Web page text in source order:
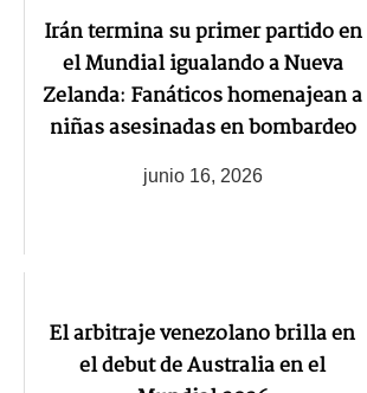
Irán termina su primer partido en
el Mundial igualando a Nueva
Zelanda: Fanáticos homenajean a
niñas asesinadas en bombardeo
junio 16, 2026
El arbitraje venezolano brilla en
el debut de Australia en el